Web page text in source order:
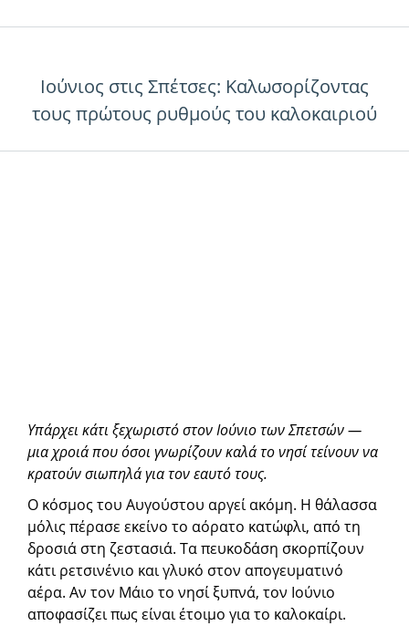
Ιούνιος στις Σπέτσες: Καλωσορίζοντας
τους πρώτους ρυθμούς του καλοκαιριού
Υπάρχει κάτι ξεχωριστό στον Ιούνιο των Σπετσών —
μια χροιά που όσοι γνωρίζουν καλά το νησί τείνουν να
κρατούν σιωπηλά για τον εαυτό τους.
Ο κόσμος του Αυγούστου αργεί ακόμη. Η θάλασσα
μόλις πέρασε εκείνο το αόρατο κατώφλι, από τη
δροσιά στη ζεστασιά. Τα πευκοδάση σκορπίζουν
κάτι ρετσινένιο και γλυκό στον απογευματινό
αέρα. Αν τον Μάιο το νησί ξυπνά, τον Ιούνιο
αποφασίζει πως είναι έτοιμο για το καλοκαίρι.